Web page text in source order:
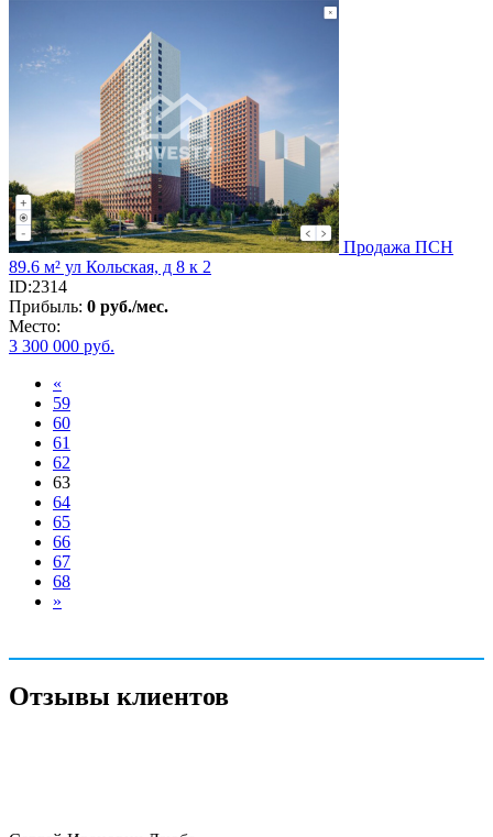
Продажа ПСН
89.6 м² ул Кольская, д 8 к 2
ID:2314
Прибыль: 0 руб./мес.
Место:
3 300 000 руб.
«
59
60
61
62
63
64
65
66
67
68
»
Отзывы клиентов